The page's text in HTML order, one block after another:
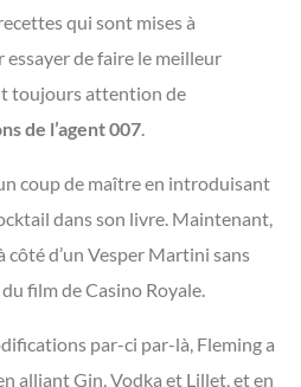
qui sont mises à
de faire le meilleur
toujours attention de
de l’agent 007.
coup de maître en introduisant
dans son livre. Maintenant,
côté d’un Vesper Martini sans
film de Casino Royale.
par-ci par-là, Fleming a
alliant Gin, Vodka et Lillet, et en